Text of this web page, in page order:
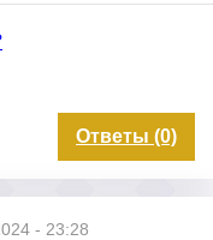
Ответы (0)
- 23:28